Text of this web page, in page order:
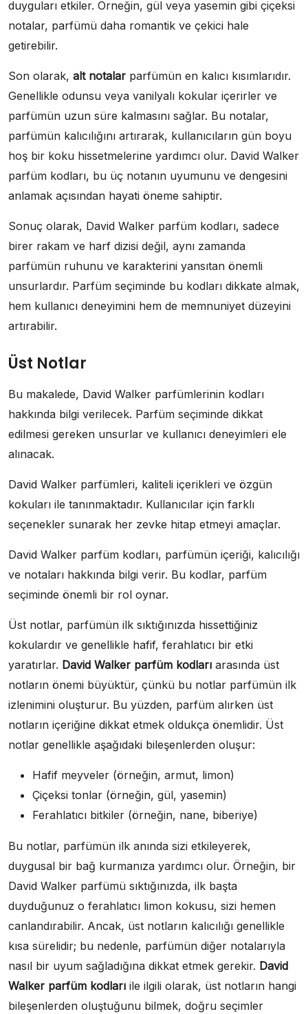
duyguları etkiler. Örneğin, gül veya yasemin gibi çiçeksi
notalar, parfümü daha romantik ve çekici hale
getirebilir.
Son olarak, alt notalar parfümün en kalıcı kısımlarıdır.
Genellikle odunsu veya vanilyalı kokular içerirler ve
parfümün uzun süre kalmasını sağlar. Bu notalar,
parfümün kalıcılığını artırarak, kullanıcıların gün boyu
hoş bir koku hissetmelerine yardımcı olur. David Walker
parfüm kodları, bu üç notanın uyumunu ve dengesini
anlamak açısından hayati öneme sahiptir.
Sonuç olarak, David Walker parfüm kodları, sadece
birer rakam ve harf dizisi değil, aynı zamanda
parfümün ruhunu ve karakterini yansıtan önemli
unsurlardır. Parfüm seçiminde bu kodları dikkate almak,
hem kullanıcı deneyimini hem de memnuniyet düzeyini
artırabilir.
Üst Notlar
Bu makalede, David Walker parfümlerinin kodları
hakkında bilgi verilecek. Parfüm seçiminde dikkat
edilmesi gereken unsurlar ve kullanıcı deneyimleri ele
alınacak.
David Walker parfümleri, kaliteli içerikleri ve özgün
kokuları ile tanınmaktadır. Kullanıcılar için farklı
seçenekler sunarak her zevke hitap etmeyi amaçlar.
David Walker parfüm kodları, parfümün içeriği, kalıcılığı
ve notaları hakkında bilgi verir. Bu kodlar, parfüm
seçiminde önemli bir rol oynar.
Üst notlar, parfümün ilk sıktığınızda hissettiğiniz
kokulardır ve genellikle hafif, ferahlatıcı bir etki
yaratırlar. David Walker parfüm kodları arasında üst
notların önemi büyüktür, çünkü bu notlar parfümün ilk
izlenimini oluşturur. Bu yüzden, parfüm alırken üst
notların içeriğine dikkat etmek oldukça önemlidir. Üst
notlar genellikle aşağıdaki bileşenlerden oluşur:
Hafif meyveler (örneğin, armut, limon)
Çiçeksi tonlar (örneğin, gül, yasemin)
Ferahlatıcı bitkiler (örneğin, nane, biberiye)
Bu notlar, parfümün ilk anında sizi etkileyerek,
duygusal bir bağ kurmanıza yardımcı olur. Örneğin, bir
David Walker parfümü sıktığınızda, ilk başta
duyduğunuz o ferahlatıcı limon kokusu, sizi hemen
canlandırabilir. Ancak, üst notların kalıcılığı genellikle
kısa sürelidir; bu nedenle, parfümün diğer notalarıyla
nasıl bir uyum sağladığına dikkat etmek gerekir. David
Walker parfüm kodları ile ilgili olarak, üst notların hangi
bileşenlerden oluştuğunu bilmek, doğru seçimler